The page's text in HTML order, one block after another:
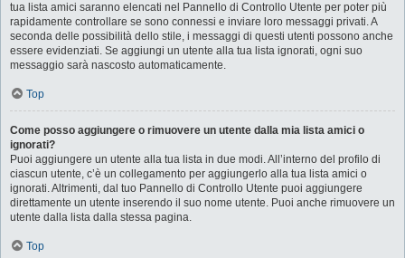
tua lista amici saranno elencati nel Pannello di Controllo Utente per poter più
rapidamente controllare se sono connessi e inviare loro messaggi privati. A
seconda delle possibilità dello stile, i messaggi di questi utenti possono anche
essere evidenziati. Se aggiungi un utente alla tua lista ignorati, ogni suo
messaggio sarà nascosto automaticamente.
Top
Come posso aggiungere o rimuovere un utente dalla mia lista amici o
ignorati?
Puoi aggiungere un utente alla tua lista in due modi. All’interno del profilo di
ciascun utente, c’è un collegamento per aggiungerlo alla tua lista amici o
ignorati. Altrimenti, dal tuo Pannello di Controllo Utente puoi aggiungere
direttamente un utente inserendo il suo nome utente. Puoi anche rimuovere un
utente dalla lista dalla stessa pagina.
Top